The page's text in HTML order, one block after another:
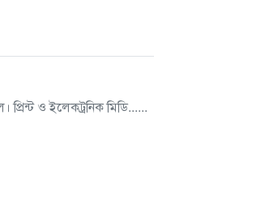
ও ইলেকট্রনিক মিডি......